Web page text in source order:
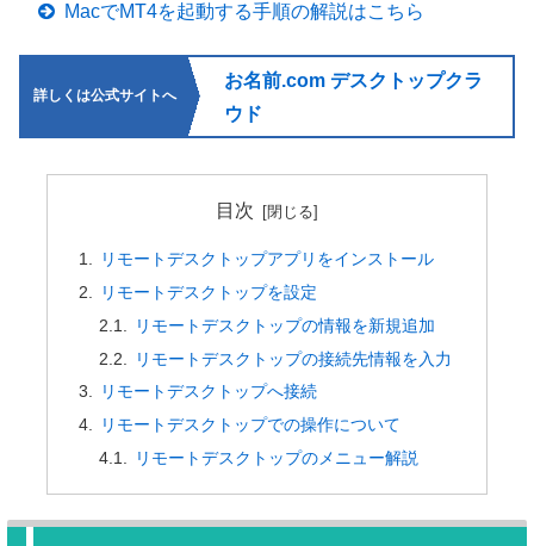
MacでMT4を起動する手順の解説はこちら
詳しくは公式サイトへ
お名前.com デスクトップクラ
ウド
目次
リモートデスクトップアプリをインストール
リモートデスクトップを設定
リモートデスクトップの情報を新規追加
リモートデスクトップの接続先情報を入力
リモートデスクトップへ接続
リモートデスクトップでの操作について
リモートデスクトップのメニュー解説